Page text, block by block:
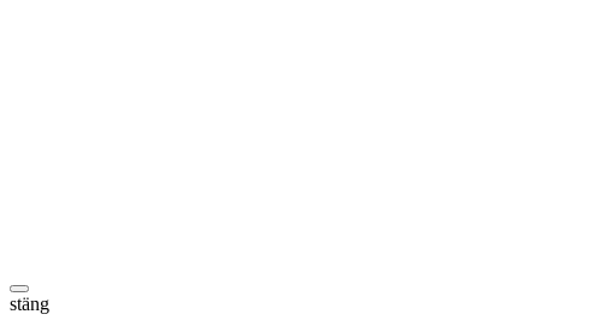
stäng